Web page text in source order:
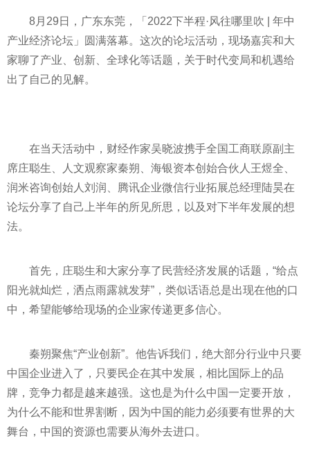
8月29日，广东东莞，「2022下半程·风往哪里吹 | 年中
产业经济论坛」圆满落幕。这次的论坛活动，现场嘉宾和大
家聊了产业、创新、全球化等话题，关于时代变局和机遇给
出了自己的见解。
在当天活动中，财经作家吴晓波携手全国工商联原副 主
席庄聪生、人文观察家秦朔、海银资本创始合伙人王煜全、
润米咨询创始人刘润、腾讯企业微信行业拓展总经理陆昊在
论坛分享了自己上半年的所见所思，以及对下半年发展的想
法。
首先，庄聪生和大家分享了民营经济发展的话题，“给点
阳光就灿烂，洒点雨露就发芽”，类似话语总是出现在他的口
中，希望能够给现场的企业家传递更多信心。
秦朔聚焦“产业创新”。他告诉我们，绝大部分行业中只要
中国企业进入了，只要民企在其中发展，相比国际上的品
牌，竞争力都是越来越强。这也是为什么中国一定要开放，
为什么不能和世界割断，因为中国的能力必须要有世界的大
舞台，中国的资源也需要从海外去进口。